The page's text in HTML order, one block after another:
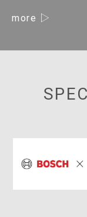
more